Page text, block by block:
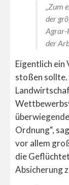
„Zum
der
Agrar-
der
Eigentlich ein
stoßen sollte.
Ordnung“,
vor allem
die
Absicherung